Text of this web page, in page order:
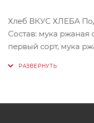
Хлеб ВКУС ХЛЕБА
Состав: мука ржаная
первый сорт, мука